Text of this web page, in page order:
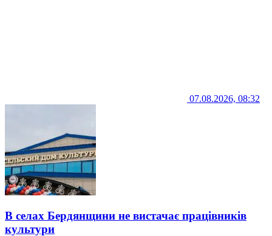
07.08.2026, 08:32
В селах Бердянщини не вистачає працівників
культури